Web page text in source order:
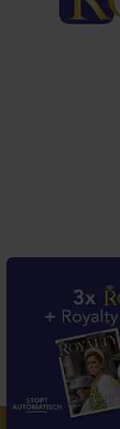
Royalty participeert in
dat Royalty
Deze website wordt